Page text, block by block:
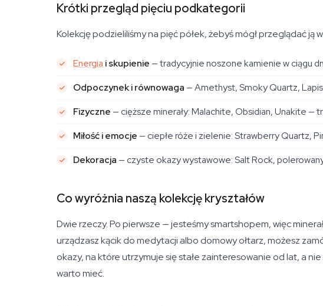
Krótki przegląd pięciu podkategorii
Kolekcję podzieliliśmy na pięć półek, żebyś mógł przeglądać
Energia i skupienie — tradycyjnie noszone kamienie w ciągu
Odpoczynek i równowaga — Amethyst, Smoky Quartz,
Fizyczne — cięższe minerały: Malachite, Obsidian, Unakite —
Miłość i emocje — ciepłe róże i zielenie: Strawberry Quartz,
Dekoracja — czyste okazy wystawowe: Salt Rock,
Co wyróżnia naszą kolekcję kryształów
Dwie rzeczy. Po pierwsze — jesteśmy smartshopem, więc
urządzasz kącik do medytacji albo domowy ołtarz, możesz
okazy, na które utrzymuje się stałe zainteresowanie od lat, a
warto mieć.